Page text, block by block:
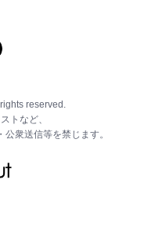
reserved.
トなど、
衆送信等を禁じます。